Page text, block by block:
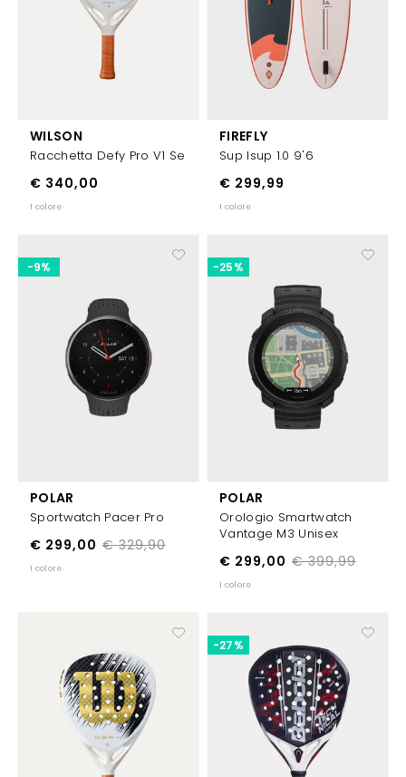
WILSON
Racchetta Defy Pro V1 Se
€ 340,00
1 colore
FIREFLY
Sup Isup 1.0 9'6
€ 299,99
1 colore
POLAR
Sportwatch Pacer Pro
€ 329,90
€ 299,00
-9%
1 colore
POLAR
Orologio Smartwatch
Vantage M3 Unisex
€ 399,99
€ 299,00
-25%
1 colore
-27%